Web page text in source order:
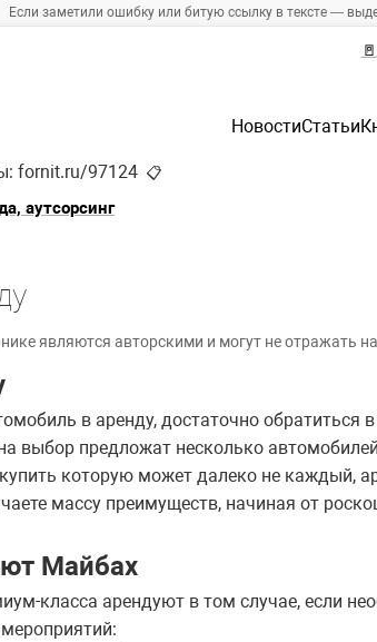
Если заметили ошибку или битую ссылку в тексте —
🚪
НовостиСтатьи
fornit.ru/97124 📋
аутсорсинг
являются авторскими и могут не отражать
в аренду, достаточно
выбор предложат несколько
которую может далеко не каждый,
массу преимуществ, начиная от
Майбах
класса арендуют в том случае, если